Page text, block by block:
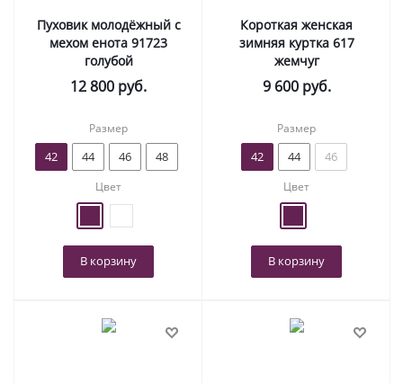
Пуховик молодёжный с
мехом енота 91723
голубой
12 800 руб.
Размер
42 44 46 48
Цвет
В корзину
Короткая женская
зимняя куртка 617
жемчуг
9 600руб.
Размер
42 44 46
Цвет
В корзину